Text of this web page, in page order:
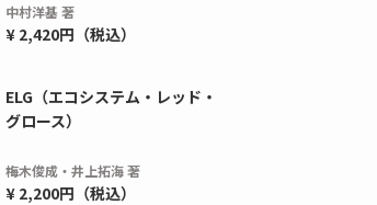
中村洋基 著
¥ 2,420円（税込）
ELG（エコシステム・レッド・
グロース）
梅木俊成・井上拓海 著
¥ 2,200円（税込）